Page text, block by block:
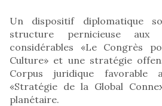
Un dispositif diplomatique
structure pernicieuse aux
considérables «Le Congrès
Culture» et une stratégie
Corpus juridique favorable
«Stratégie de la Global
planétaire.